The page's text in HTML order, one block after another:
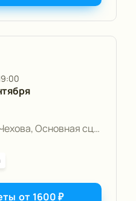
Москва, МХТ им. А. П. Чехова, Основная сцена
от 1600₽